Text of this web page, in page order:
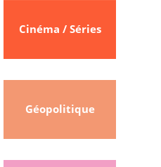
Cinéma / Séries
Géopolitique